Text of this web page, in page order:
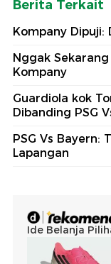
Berita Terkait
Kompany Dipuji:
Nggak
Kompany
Guardiola kok
Dibanding PSG
PSG Vs Bayern:
Lapangan